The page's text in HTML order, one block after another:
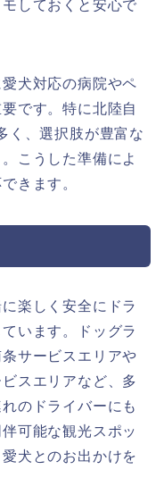
しておくと安心で
犬対応の病院やペ
です。特に北陸自
く、選択肢が豊富な
こうした準備によ
きます。
楽しく安全にドラ
います。ドッグラ
サービスエリアや
スエリアなど、多
のドライバーにも
可能な観光スポッ
犬とのお出かけを